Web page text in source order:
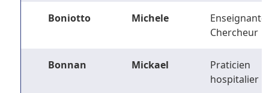
Boniotto Michele
Enseignant-
Chercheur
Bonnan Mickael
Praticien
hospitalier